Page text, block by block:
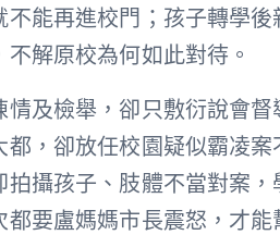
能再進校門；孩子轉學
解原校為何如此對待。
及檢舉，卻只敷衍說會
，卻放任校園疑似霸凌
攝孩子、肢體不當對案
要盧媽媽市長震怒，才